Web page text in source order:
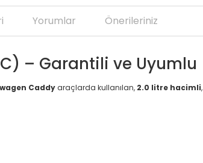
Yorumlar Önerileriniz
– Garantili ve Uyumlu
Caddyaraçlarda kullanılan, 2.0 litre hacimli,